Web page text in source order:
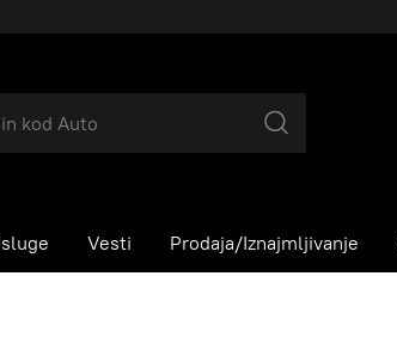
Vesti Prodaja/Iznajmljivanje